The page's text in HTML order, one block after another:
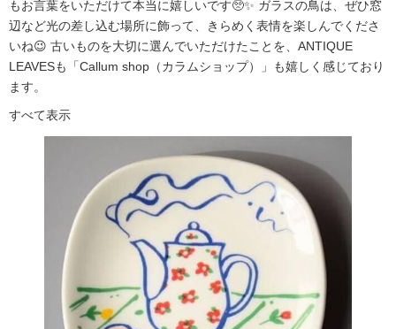
もお言葉をいただけて本当に嬉しいです🥺✨ ガラスの鳥は、ぜひ窓
辺など光の差し込む場所に飾って、きらめく表情を楽しんでくださ
いね😉 古いものを大切に選んでいただけたことを、ANTIQUE
LEAVESも「Callum shop（カラムショップ）」も嬉しく感じており
ます。
すべて表示